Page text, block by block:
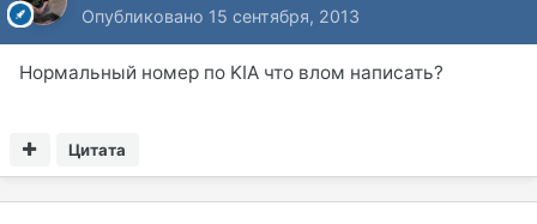
Опубликовано 15 сентября, 2013
Нормальный номер по KIA что влом написать?
Цитата